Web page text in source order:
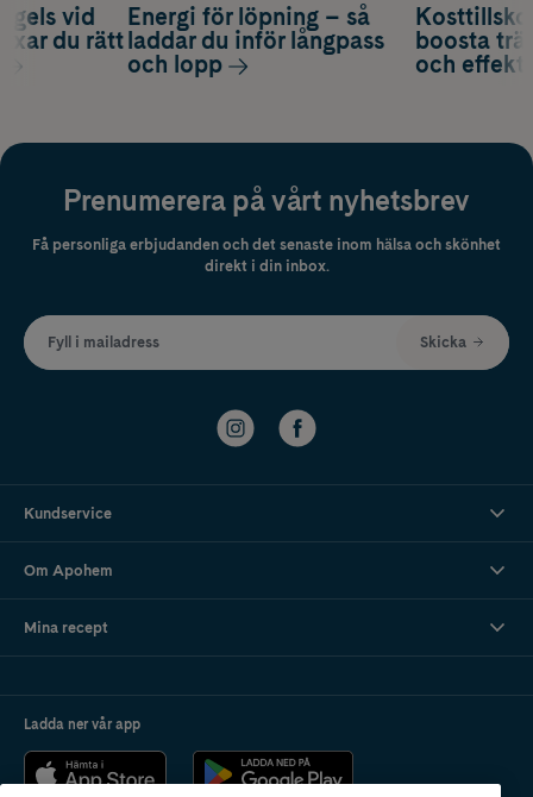
boosta
och
gels vid
du rätt
Energi för löpning – så
laddar du inför långpass
och lopp
Prenumerera på vårt nyhetsbrev
Få personliga erbjudanden och det senaste inom hälsa och skönhet
direkt i din inbox.
Fyll i mailadress Skicka
Kundservice
Om Apohem
Mina recept
Ladda ner vår app